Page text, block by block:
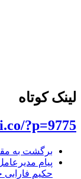
لینک کوتاه
?p=9775
برگشت به
پیام
حکیم فارابی